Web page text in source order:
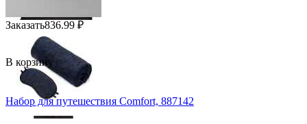
Заказать836.99 ₽
В корзину
Набор для путешествия Comfort, 887142